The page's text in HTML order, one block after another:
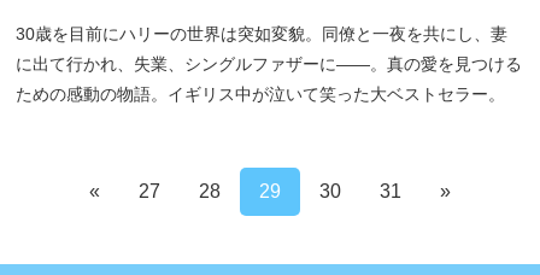
30歳を目前にハリーの世界は突如変貌。同僚と一夜を共にし、妻
に出て行かれ、失業、シングルファザーに――。真の愛を見つける
ための感動の物語。イギリス中が泣いて笑った大ベストセラー。
« 27 28 29 30 31 »